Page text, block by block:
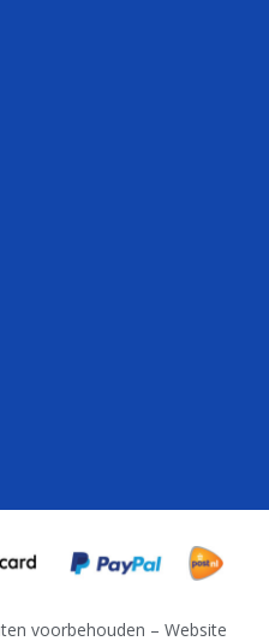
voorbehouden – Website